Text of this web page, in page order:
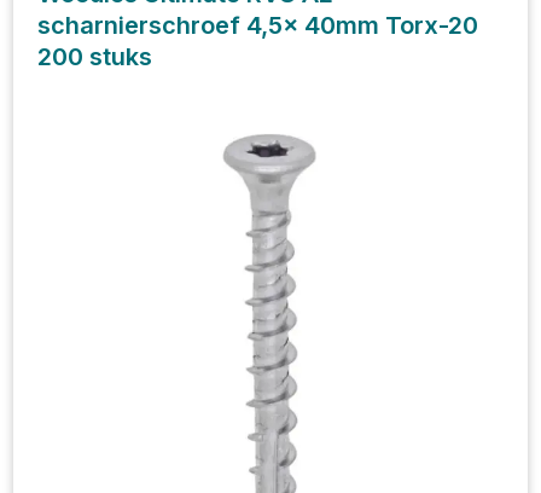
scharnierschroef 4,5x 40mm Torx-20
200 stuks